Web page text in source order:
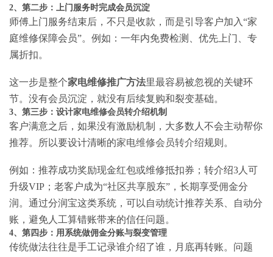
2、第二步：上门服务时完成会员沉淀
师傅上门服务结束后，不只是收款，而是引导客户加入“家
庭维修保障会员”。例如：一年内免费检测、优先上门、专
属折扣。
这一步是整个家电维修推广方法里最容易被忽视的关键环
节。没有会员沉淀，就没有后续复购和裂变基础。
3、第三步：设计家电维修会员转介绍机制
客户满意之后，如果没有激励机制，大多数人不会主动帮你
推荐。所以要设计清晰的家电维修会员转介绍规则。
例如：推荐成功奖励现金红包或维修抵扣券；转介绍3人可
升级VIP；老客户成为“社区共享股东”，长期享受佣金分
润。通过分润宝这类系统，可以自动统计推荐关系、自动分
账，避免人工算错账带来的信任问题。
4、第四步：用系统做佣金分账与裂变管理
传统做法往往是手工记录谁介绍了谁，月底再转账。问题